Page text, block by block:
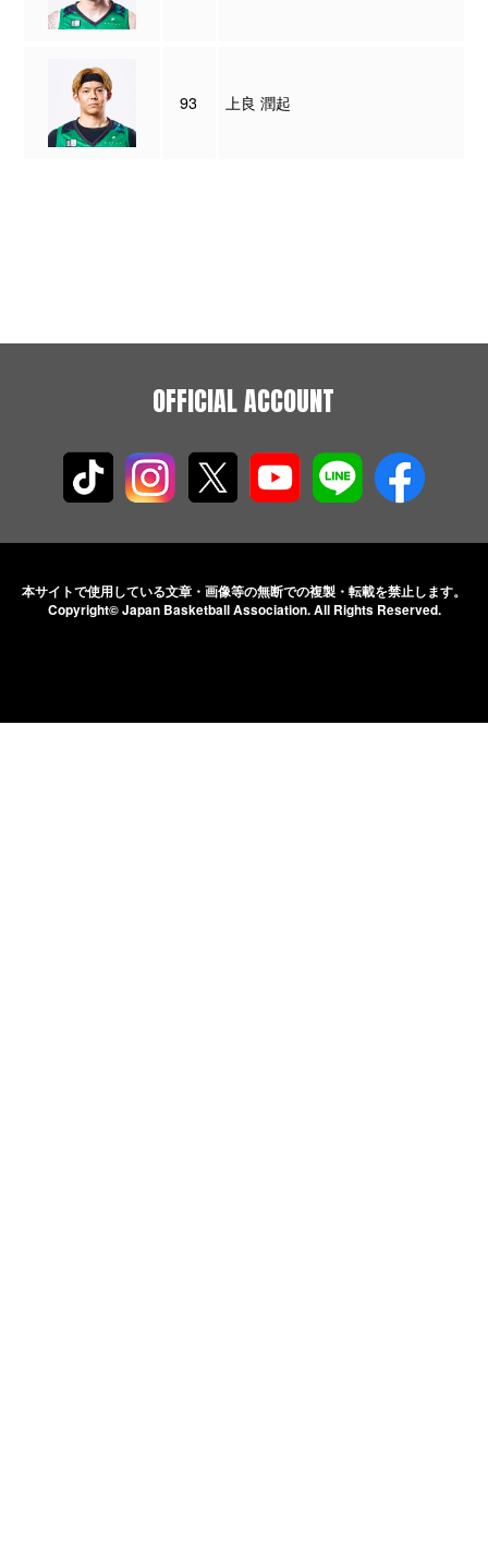
93 上良 潤起
OFFICIAL ACCOUNT
本サイトで使用している文章・画像等の無断での複製・転載を禁止します。
Copyright© Japan Basketball Association.All Rights Reserved.